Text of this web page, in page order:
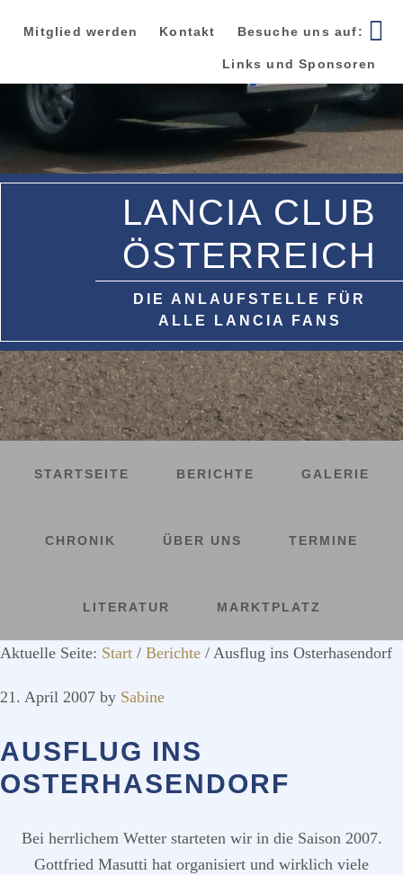
Hauptnavigation
Inhalt
Seitenspalte
Mitglied werden Kontakt Besuche uns auf:
Links und Sponsoren
LANCIA CLUB
ÖSTERREICH
DIE ANLAUFSTELLE FÜR
ALLE LANCIA FANS
STARTSEITE BERICHTE GALERIE
CHRONIK ÜBER UNS TERMINE
LITERATUR MARKTPLATZ
Aktuelle Seite: Start / Berichte / Ausflug ins Osterhasendorf
21. April 2007 by Sabine
AUSFLUG INS
OSTERHASENDORF
Bei herrlichem Wetter starteten wir in die Saison 2007.
Gottfried Masutti hat organisiert und wirklich viele